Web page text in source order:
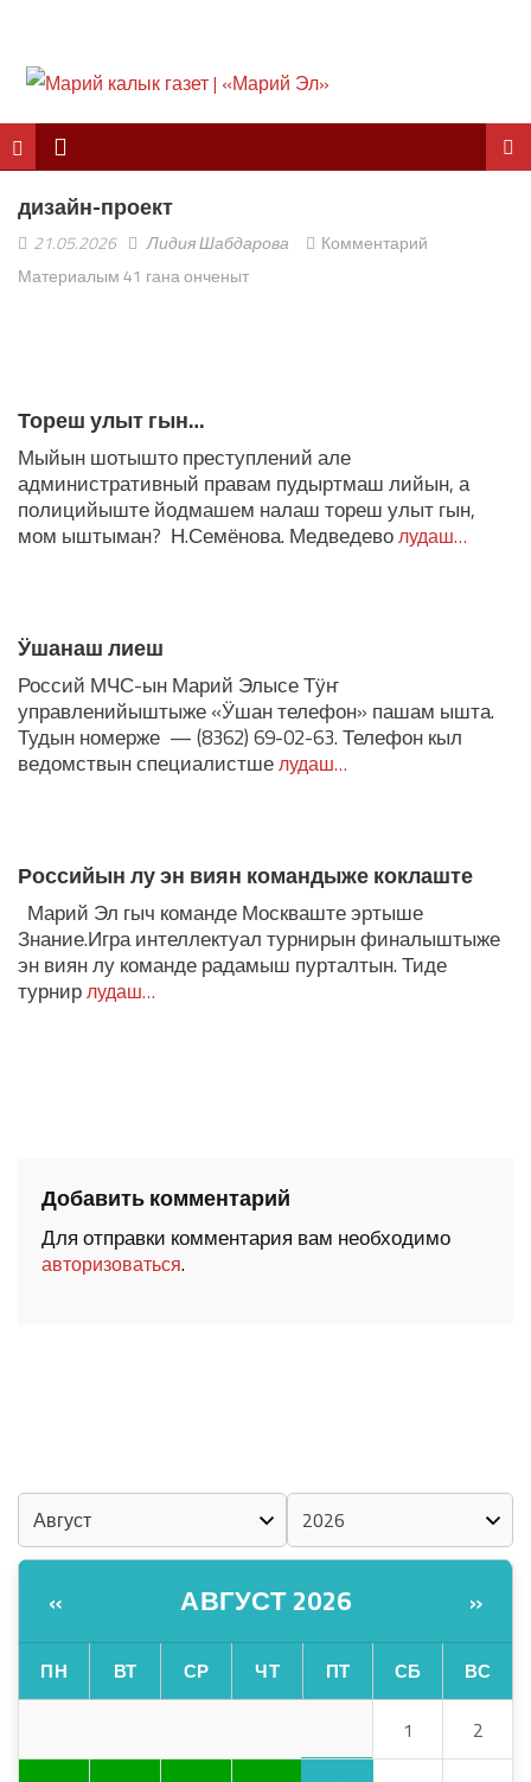
дизайн-проект
21.05.2026 Лидия Шабдарова
Комментарий
Материалым 41 гана онченыт
Тореш улыт гын…
Мыйын шотышто преступлений але
административный правам пудыртмаш лийын, а
полицийыште йодмашем налаш тореш улыт гын,
мом ыштыман? Н.Семёнова. Медведеволудаш…
Ӱшанаш лиеш
Россий МЧС-ын Марий Элысе Тӱҥ
управленийыштыже «Ӱшан телефон» пашам ышта.
Тудын номерже — (8362) 69-02-63. Телефон кыл
ведомствын специалистшелудаш…
Российын лу эн виян командыже коклаште
Марий Эл гыч команде Москваште эртыше
Знание.Игра интеллектуал турнирын финалыштыже
эн виян лу команде радамыш пурталтын. Тиде
турнирлудаш…
Добавить комментарий
Для отправки комментария вам необходимо
авторизоваться.
« АВГУСТ 2026 »
ПН ВТ СР ЧТ ПТ СБ ВС
1 2